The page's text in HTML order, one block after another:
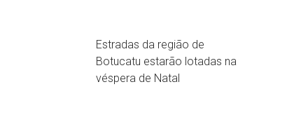
Estradas da região de
Botucatu estarão lotadas na
véspera de Natal